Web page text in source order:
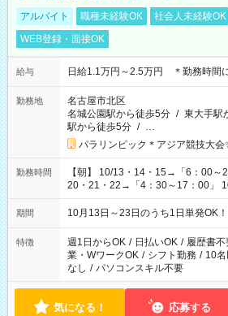
アルバイト 職種未経験OK 社会人未経験OK
WEB登録・面接OK
給与 日給1.1万円～2.5万円 ＊勤務時間
勤務地
名古屋市北区
名城公園駅から徒歩5分 / 東大手駅
駅から徒歩5分 / …
パラリンピック＊アジア競技大会
勤務時間
【朝】 10/13・14・15→「6：00～
20・21・22→「4：30～17：00」
【夕方】 10/16・17・19～21→「
10/22→「17：00～24：30」 10/23→
け、夕方だけ、などもOKです！
期間 10月13日～23日のうち1日単発
特徴 週1日からOK / 日払いOK / 履歴書不
業・WワークOK / シフト勤務 / 10
なし / パソコンスキル不要
気になる！ 応募する